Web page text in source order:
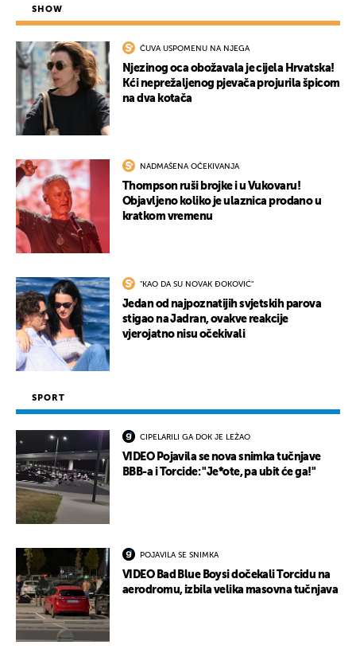
SHOW
ČUVA USPOMENU NA NJEGA
Njezinog oca obožavala je cijela Hrvatska!
Kći neprežaljenog pjevača projurila špicom
na dva kotača
NADMAŠENA OČEKIVANJA
Thompson ruši brojke i u Vukovaru!
Objavljeno koliko je ulaznica prodano u
kratkom vremenu
"KAO DA SU NOVAK ĐOKOVIĆ"
Jedan od najpoznatijih svjetskih parova
stigao na Jadran, ovakve reakcije
vjerojatno nisu očekivali
SPORT
CIPELARILI GA DOK JE LEŽAO
VIDEO Pojavila se nova snimka tučnjave
BBB-a i Torcide: "Je*ote, pa ubit će ga!"
POJAVILA SE SNIMKA
VIDEO Bad Blue Boysi dočekali Torcidu na
aerodromu, izbila velika masovna tučnjava
UKLJUČITE NOTIFIKACIJE